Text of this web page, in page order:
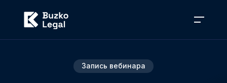
Запись вебинара